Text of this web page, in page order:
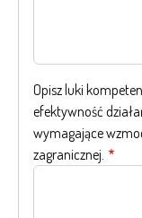
Opisz luki
efektywność
wymagające
zagranicznej.